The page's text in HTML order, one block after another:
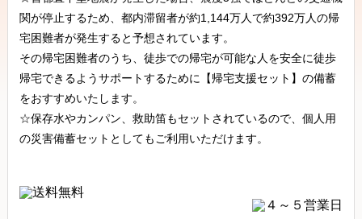
関が停止するため、都内滞留者が約1,144万人で約392万人の帰
宅困難者が発生すると予想されています。
その帰宅困難者のうち、徒歩での帰宅が可能な人を安全に徒歩
帰宅できるようサポートするために【帰宅支援セット】の備蓄
をおすすめいたします。
☆保存水やカンパン、救助笛もセットされているので、個人用
の災害備蓄セットとしてもご利用いただけます。